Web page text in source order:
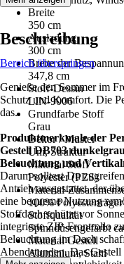
Breite
350 cm
Ausladung
300 cm
Breite der
347,8 cm
Stoff-Dessin
LIN-9006
Grundfarbe Stoff
Grau
Dekor / Muster
Uni, Struktur
Material Stoff
Polyester (PES)
Material-
100%
Stoffqualität
Spinndüsengefärbt
Material Gestell
Aluminium, Stahl
Beschreibung
Bereich überspringen
Genieße den Sommer im
Schutz und Komfort. Die
das.
Produktmerkmale der
Gestell DB703
Beleuchtung und
Darum solltest Du
Antrieb ausgestattet, der
eine bequeme Nutzung
Stoffdach schützt vor
integrierte ZIP-Frontrollo
Beleuchtung im Dach
Abendstunden. Das